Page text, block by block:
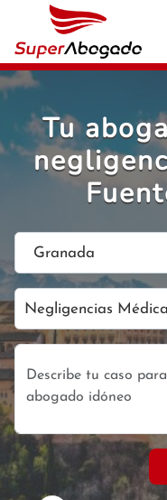
Tu
Granada
Negligencias